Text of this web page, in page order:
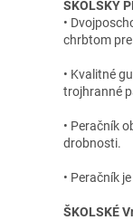
ŠKOLSKÝ
•
chrbtom
• Kvalitné
trojhranné
• Peračník
drobnosti.
• Peračník
ŠKOLSKÉ